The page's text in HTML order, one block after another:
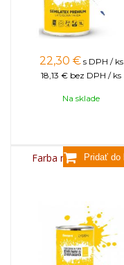
22,30 € s DPH / ks
18,13 € bez DPH / ks
Na sklade
Farba na úle 1l -